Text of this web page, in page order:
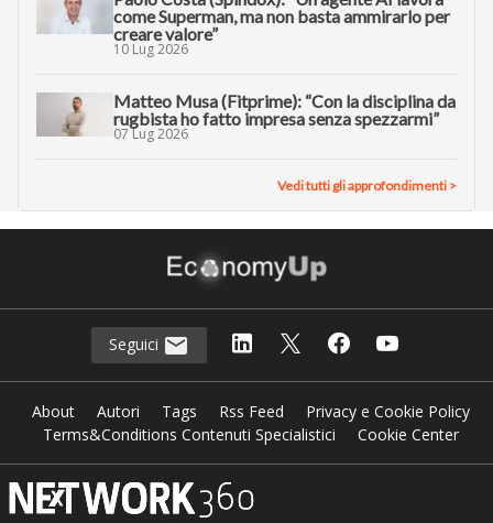
come Superman, ma non basta ammirarlo per
creare valore”
10 Lug 2026
Matteo Musa (Fitprime): “Con la disciplina da
rugbista ho fatto impresa senza spezzarmi”
07 Lug 2026
Vedi tutti gli approfondimenti >
Seguici
About Autori Tags Rss Feed
Privacy e Cookie Policy
Terms&Conditions Contenuti Specialistici
Cookie Center